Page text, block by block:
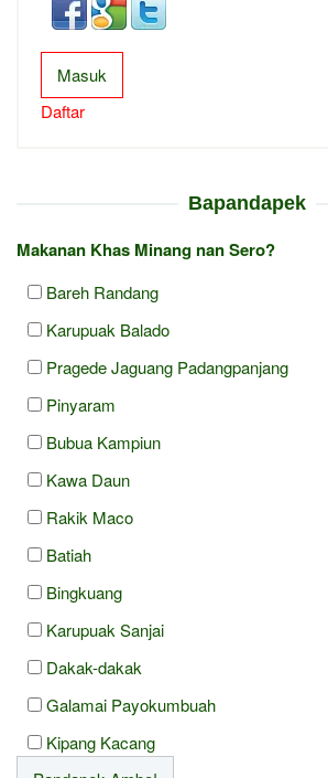
Masuk
Daftar
Bapandapek
Makanan Khas Minang nan Sero?
Bareh Randang
Karupuak Balado
Pragede Jaguang Padangpanjang
Pinyaram
Bubua Kampiun
Kawa Daun
Rakik Maco
Batiah
Bingkuang
Karupuak Sanjai
Dakak-dakak
Galamai Payokumbuah
Kipang Kacang